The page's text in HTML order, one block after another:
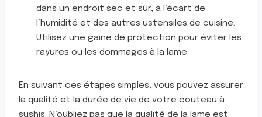
dans un endroit sec et sûr, à l’écart de
l’humidité et des autres ustensiles de cuisine.
Utilisez une gaine de protection pour éviter les
rayures ou les dommages à la lame
En suivant ces étapes simples, vous pouvez assurer
la qualité et la durée de vie de votre couteau à
sushis. N’oubliez pas que la qualité de la lame est